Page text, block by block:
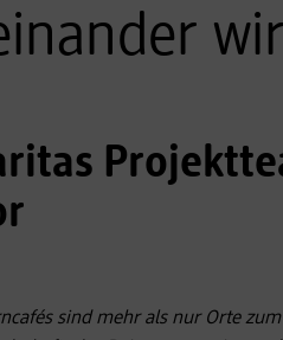
sind mehr als nur Orte